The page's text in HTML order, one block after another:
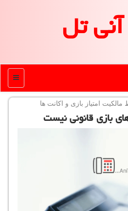
آنی تل
منو
امتیاز بازی و اكانت ها
بازی قانونی نیست